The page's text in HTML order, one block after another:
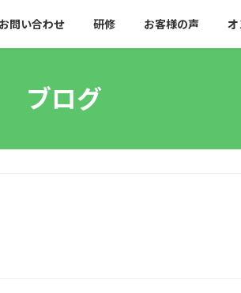
お問い合わせ 研修 お客様の声 オ
ブログ